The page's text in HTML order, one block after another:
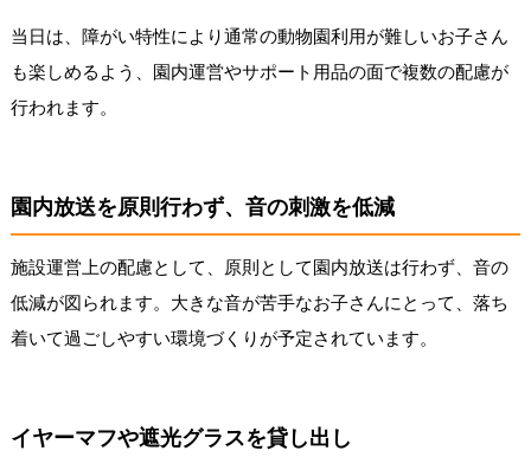
当日は、障がい特性により通常の動物園利用が難しいお子さん
も楽しめるよう、園内運営やサポート用品の面で複数の配慮が
行われます。
園内放送を原則行わず、音の刺激を低減
施設運営上の配慮として、原則として園内放送は行わず、音の
低減が図られます。大きな音が苦手なお子さんにとって、落ち
着いて過ごしやすい環境づくりが予定されています。
イヤーマフや遮光グラスを貸し出し